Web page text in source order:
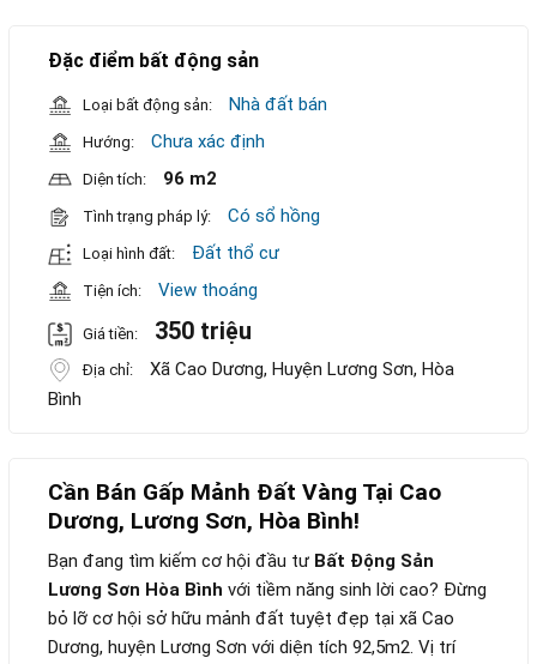
Đặc điểm bất động sản
Loại bất động sản: Nhà đất bán
Hướng: Chưa xác định
Diện tích: 96 m2
Tình trạng pháp lý: Có sổ hồng
Loại hình đất: Đất thổ cư
Tiện ích: View thoáng
Giá tiền: 350 triệu
Địa chỉ:
Xã Cao Dương, Huyện Lương Sơn, Hòa
Bình
Cần Bán Gấp Mảnh Đất Vàng Tại Cao
Dương, Lương Sơn, Hòa Bình!
Bạn đang tìm kiếm cơ hội đầu tư Bất Động Sản
Lương Sơn Hòa Bình với tiềm năng sinh lời cao? Đừng
bỏ lỡ cơ hội sở hữu mảnh đất tuyệt đẹp tại xã Cao
Dương, huyện Lương Sơn với diện tích 92,5m2. Vị trí